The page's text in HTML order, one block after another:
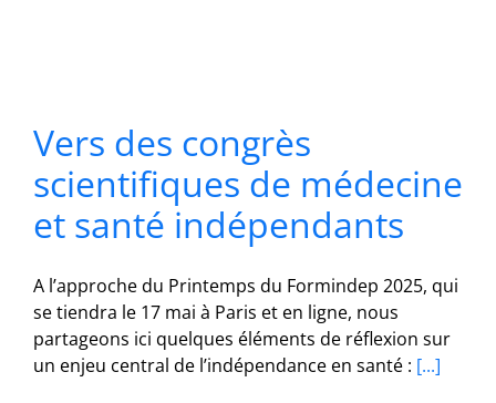
Vers des congrès
scientifiques de médecine
et santé indépendants
A l’approche du Printemps du Formindep 2025, qui
se tiendra le 17 mai à Paris et en ligne, nous
partageons ici quelques éléments de réflexion sur
un enjeu central de l’indépendance en santé : [...]